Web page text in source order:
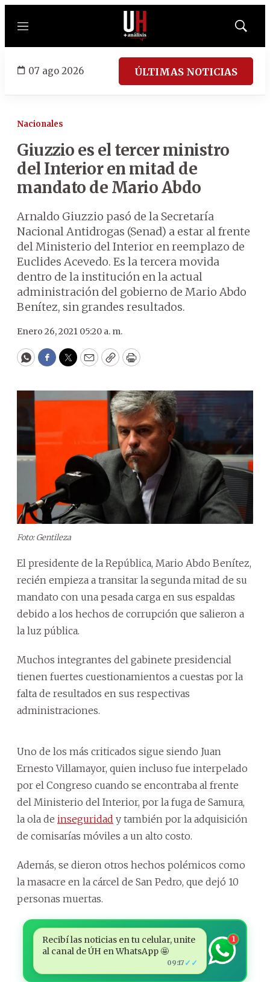
Menú
Mostrar
07 ago 2026 ÚLTIMAS NOTICIAS
Nacionales
Giuzzio es el tercer ministro
del Interior en mitad de
mandato de Mario Abdo
Arnaldo Giuzzio pasó de la Secretaría
Nacional Antidrogas (Senad) a estar al frente
del Ministerio del Interior en reemplazo de
Euclides Acevedo. Es la tercera movida
dentro de la institución en la actual
administración del gobierno de Mario Abdo
Benítez, sin grandes resultados.
Enero 26, 2021 05:20 a. m.
WhatsApp
Facebook
Twitter
EmailCopyPrint
Foto: Gentileza
El presidente de la República, Mario Abdo Benítez,
recién empieza a transitar la segunda mitad de su
mandato con una pesada carga en sus espaldas
debido a los hechos de corrupción que salieron a
la luz pública.
Muchos integrantes del gabinete presidencial
tienen fuertes cuestionamientos a cuestas por la
falta de resultados en sus respectivas
administraciones.
Uno de los más criticados sigue siendo Juan
Ernesto Villamayor, quien incluso fue interpelado
por el Congreso cuando se encontraba al frente
del Ministerio del Interior, por la fuga de Samura,
la ola de inseguridad y también por la adquisición
de comisarías móviles a un alto costo.
Además, se dieron otros hechos polémicos como
la masacre en la cárcel de San Pedro, que dejó 10
personas muertas.
Recibí las noticias en tu celular, unite
al canal de ÚH en WhatsApp 🤩
09:17 ✓✓
1